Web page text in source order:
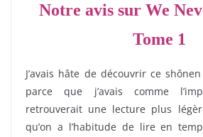
Notre avis sur We
Tome 1
J’avais hâte de découvrir ce
parce que j’avais comme
retrouverait une lecture plus
qu’on a l’habitude de lire en